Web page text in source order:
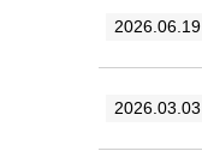
2026.06.19
2026.03.03